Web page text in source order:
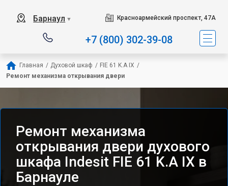
Барнаул ▼ Красноармейский проспект, 47А
+7 (800) 302-39-08
Главная / Духовой шкаф / FIE 61 K.A IX /
Ремонт механизма открывания двери
Ремонт механизма
открывания двери духового
шкафа Indesit FIE 61 K.A IX в
Барнауле